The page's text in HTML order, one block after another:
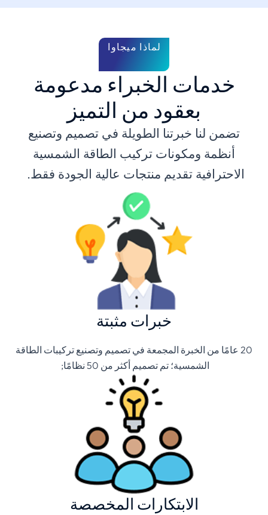
لماذا ميجاوا
خدمات الخبراء مدعومة
بعقود من التميز
تضمن لنا خبرتنا الطويلة في تصميم وتصنيع
أنظمة ومكونات تركيب الطاقة الشمسية
الاحترافية تقديم منتجات عالية الجودة فقط.
خبرات مثبتة
20 عامًا من الخبرة المجمعة في تصميم وتصنيع تركيبات الطاقة
الشمسية؛ تم تصميم أكثر من 50 نظامًا;
الابتكارات المخصصة